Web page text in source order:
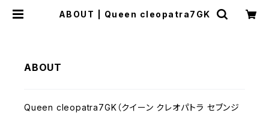
ABOUT | Queen cleopatra7GK
ABOUT
Queen cleopatra7GK（クイーン クレオパトラ セブンジ